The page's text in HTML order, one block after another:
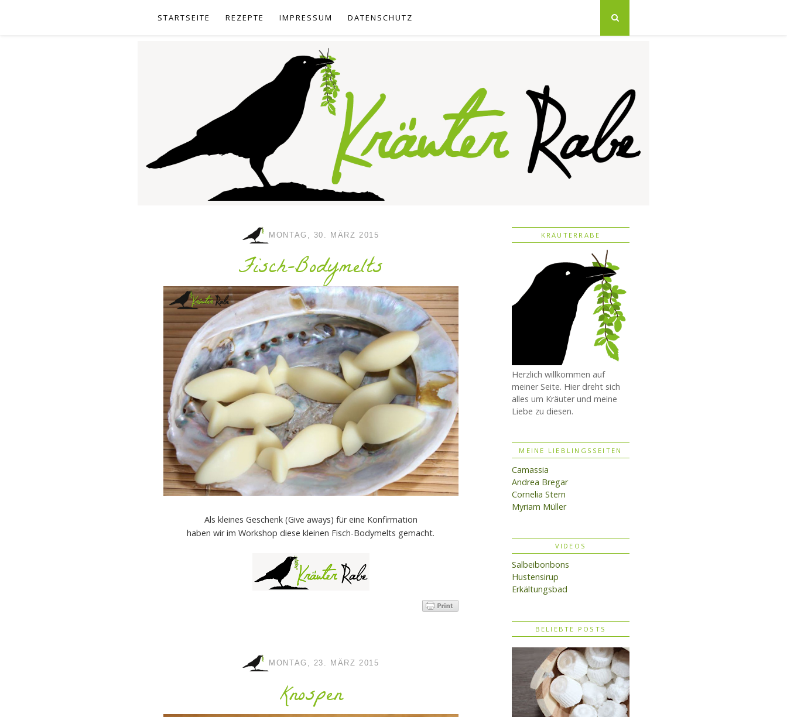
STARTSEITE REZEPTE IMPRESSUM DATENSCHUTZ
MONTAG, 30. MÄRZ 2015
Fisch-Bodymelts
Als kleines Geschenk (Give aways) für eine Konfirmation
haben wir im Workshop diese kleinen Fisch-Bodymelts gemacht.
MONTAG, 23. MÄRZ 2015
Knospen
KRÄUTERRABE
Herzlich willkommen auf
meiner Seite. Hier dreht sich
alles um Kräuter und meine
Liebe zu diesen.
MEINE LIEBLINGSSEITEN
Camassia
Andrea Bregar
Cornelia Stern
Myriam Müller
VIDEOS
Salbeibonbons
Hustensirup
Erkältungsbad
BELIEBTE POSTS